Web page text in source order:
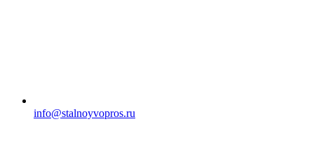
info@stalnoyvopros.ru